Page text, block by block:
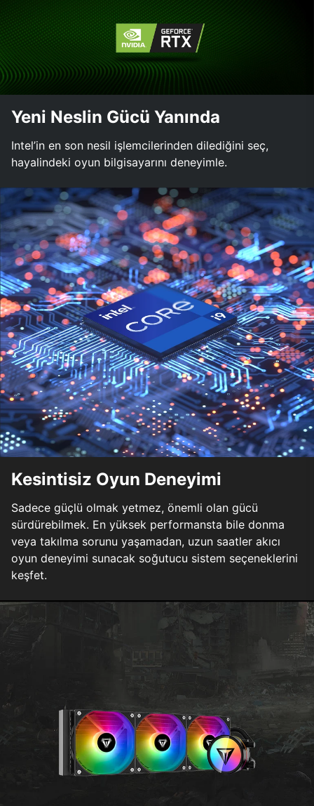
Yeni Neslin Gücü Yanında
Intel’in en son nesil işlemcilerinden dilediğini seç,
hayalindeki oyun bilgisayarını deneyimle.
Kesintisiz Oyun Deneyimi
Sadece güçlü olmak yetmez, önemli olan gücü
sürdürebilmek. En yüksek performansta bile donma
veya takılma sorunu yaşamadan, uzun saatler akıcı
oyun deneyimi sunacak soğutucu sistem seçeneklerini
keşfet.